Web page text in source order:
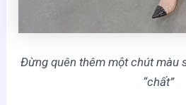
Đừng quên thêm một chút màu
“chất”